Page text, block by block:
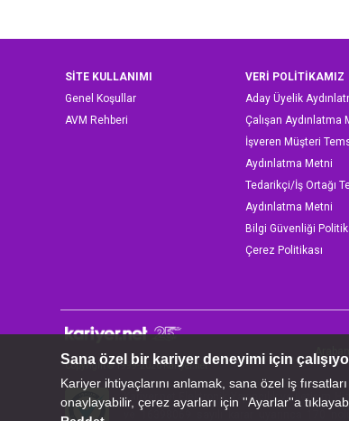
SİTE KULLANIMI
Genel Koşullar
AVM Rehberi
VERİ POLİTİKAMIZ
Aday Üyelik
Çalışan Aydınlatma
İşveren Müşteri
Aydınlatma Metni
Tedarikçi/İş Ortağı
Aydınlatma Metni
Bilgi Güvenliği
Çerez Politikası
Copyright © 1999-2026 Kariyer.net
Kariyer.net Elektronik Yayıncılık ve İletişim
ve 16398069 sayılı karar uyarınca 170